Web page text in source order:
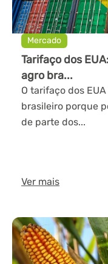
Mercado
Tarifaço dos
agro bra...
O tarifaço dos
brasileiro porque
de parte dos...
Ver mais